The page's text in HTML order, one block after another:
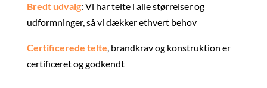
Bredt udvalg: Vi har telte i alle størrelser og
udformninger, så vi dækker ethvert behov
Certificerede telte, brandkrav og konstruktion er
certificeret og godkendt